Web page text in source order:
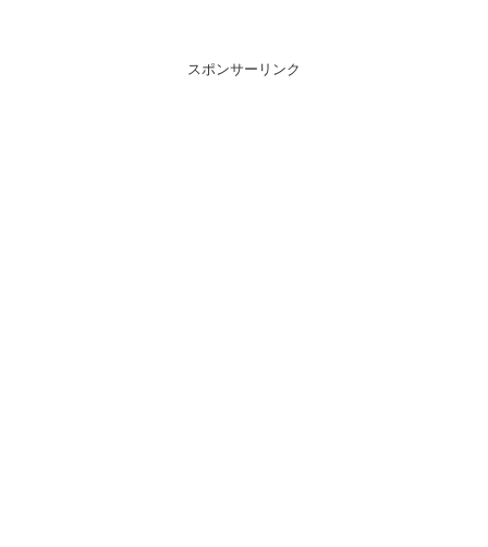
スポンサーリンク